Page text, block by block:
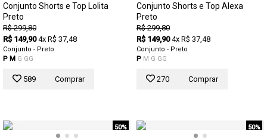
Conjunto Shorts e Top Lolita
Preto
R$ 299,80
R$ 149,90 4x R$ 37,48
Conjunto - Preto
P M G GG
589 Comprar
Conjunto Shorts e Top Alexa
Preto
R$ 299,80
R$ 149,90 4x R$ 37,48
Conjunto - Preto
P M G GG
270 Comprar
50% 50%